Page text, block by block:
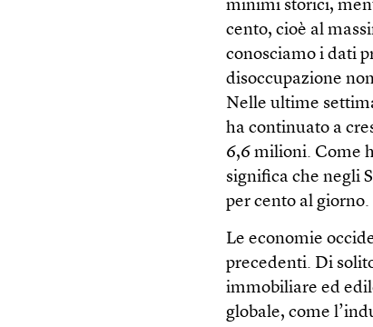
minimi storici,
cento, cioè al
conosciamo i dati
disoccupazione
Nelle ultime
ha continuato a
6,6 milioni. Come
significa che negli
per cento al giorno.
Le economie
precedenti. Di
immobiliare ed
globale, come